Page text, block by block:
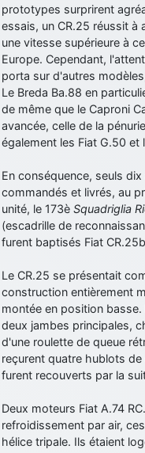
jericho: Pour moi tout est
d9pouces
: En espérant
au passage !
d9pouces: j'ai trouvé un
un peu mieux
d9pouces: cette fois, c'est
par terre
d9pouces: Désolé ! Mon
manifestement
tout voir
prototypes surprirent
essais, un CR.25 réussit
une vitesse supérieure à
Europe. Cependant,
porta sur d'autres
Le Breda Ba.88 en
de même que le Caproni
avancée, celle de la
également les Fiat G.50 et
En conséquence, seuls
commandés et livrés, au
unité, le 173è Squadriglia
(escadrille de
furent baptisés Fiat
Le CR.25 se présentait
construction entièrement
montée en position
deux jambes principales,
d'une roulette de queue
reçurent quatre hublots
furent recouverts par la
Deux moteurs Fiat A.74
refroidissement par air,
hélice tripale. Ils étaient